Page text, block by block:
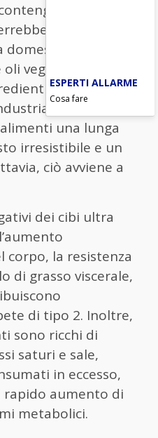
spesso
mai
come
vegetali
sono il
complessi,
una lunga
irresistibile e un
ciò avviene a
dei cibi ultra
corpo, la resistenza
di grasso viscerale,
di tipo 2. Inoltre,
sono ricchi di
saturi e sale,
in eccesso,
rapido aumento di
metabolici.
ESPERTI ALLARME
Cosa fare